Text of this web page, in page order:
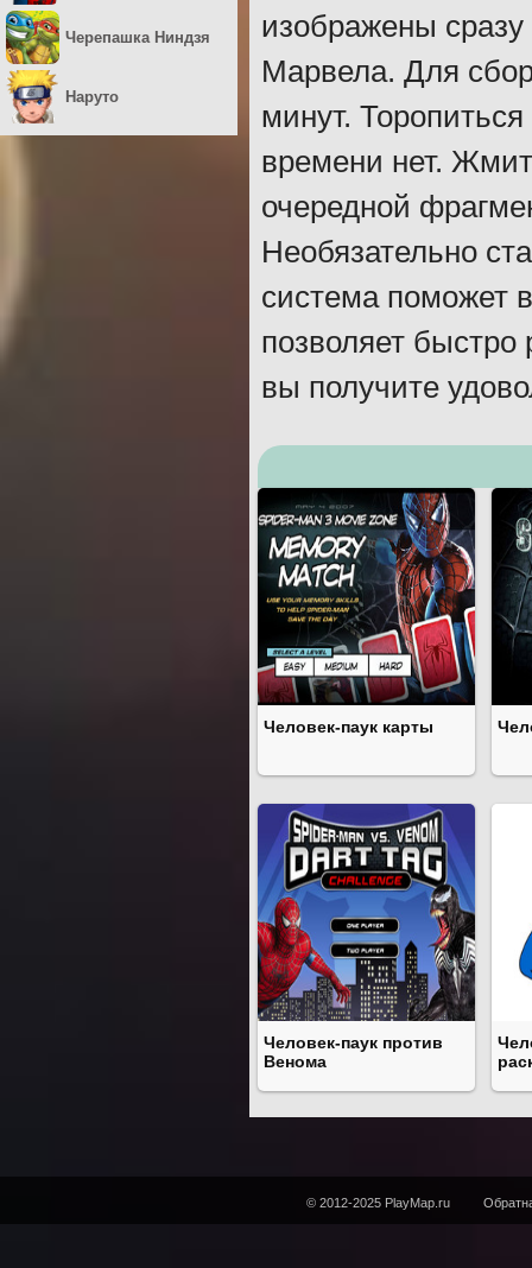
изображены
Марвела. Для
минут.
времени нет.
очередной
Необязательно
система поможет
позволяет
вы получите
Человек-паук карты
Человек-паук против
Венома
Черепашка Ниндзя
Наруто
© 2012-2025 PlayMap.ru